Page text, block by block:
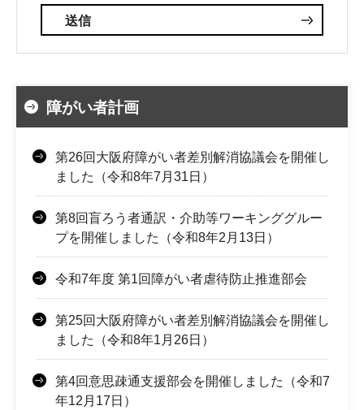
障がい者計画
第26回大阪府障がい者差別解消協議会を開催し
ました（令和8年7月31日）
第8回盲ろう者通訳・介助等ワーキンググルー
プを開催しました（令和8年2月13日）
令和7年度 第1回障がい者虐待防止推進部会
第25回大阪府障がい者差別解消協議会を開催し
ました（令和8年1月26日）
第4回意思疎通支援部会を開催しました（令和7
年12月17日）